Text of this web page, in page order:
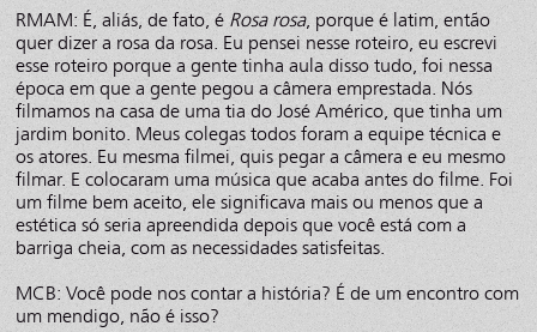
RMAM: É, aliás, de fato, éRosa rosa, porque é latim, então
quer dizer a rosa da rosa. Eu pensei nesse roteiro, eu escrevi
esse roteiro porque a gente tinha aula disso tudo, foi nessa
época em que a gente pegou a câmera emprestada. Nós
filmamos na casa de uma tia do José Américo, que tinha um
jardim bonito. Meus colegas todos foram a equipe técnica e
os atores. Eu mesma filmei, quis pegar a câmera e eu mesmo
filmar. E colocaram uma música que acaba antes do filme. Foi
um filme bem aceito, ele significava mais ou menos que a
estética só seria apreendida depois que você está com a
barriga cheia, com as necessidades satisfeitas.
MCB: Você pode nos contar a história? É de um encontro com
um mendigo, não é isso?